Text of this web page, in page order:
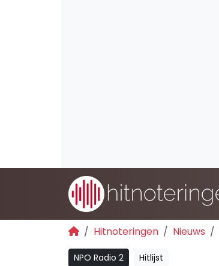
Hitnoteringen Nieuws
NPO Radio 2 Hitlijst